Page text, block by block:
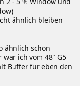
ähnlich bleiben
ähnlich schon
war ich vom 48" G5
Buffer für eben den